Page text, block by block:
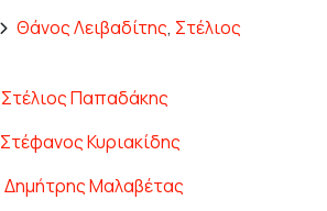
Θάνος Λειβαδίτης, Στέλιος
Στέλιος Παπαδάκης
Στέφανος Κυριακίδης
Δημήτρης Μαλαβέτας